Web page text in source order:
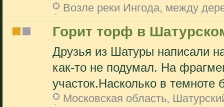
Возле реки Ингода, между
Горит торф в
Друзья из Шатуры написали
как-то не подумал. На
участок.Насколько в темноте
Московская область,